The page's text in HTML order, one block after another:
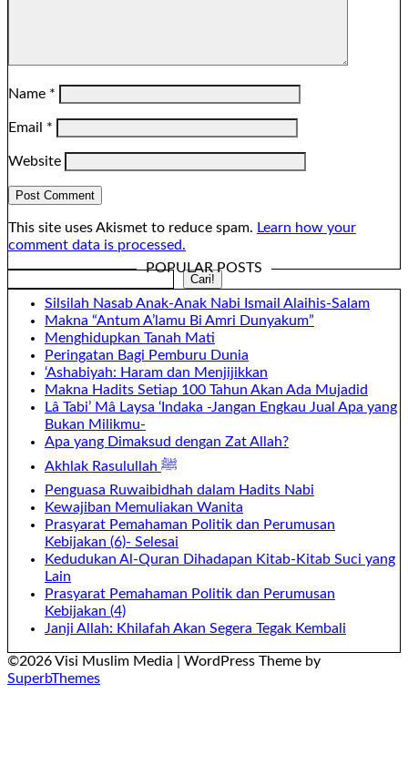
Name *
Email *
Website
This site uses Akismet to reduce spam. Learn how your
comment data is processed.
Cari!
POPULAR POSTS
Silsilah Nasab Anak-Anak Nabi Ismail Alaihis-Salam
Makna “Antum A’lamu Bi Amri Dunyakum”
Menghidupkan Tanah Mati
Peringatan Bagi Pemburu Dunia
‘Ashabiyah: Haram dan Menjijikkan
Makna Hadits Setiap 100 Tahun Akan Ada Mujadid
Lâ Tabi’ Mâ Laysa ‘Indaka -Jangan Engkau Jual Apa yang
Bukan Milikmu-
Apa yang Dimaksud dengan Zat Allah?
Akhlak Rasulullah ﷺ
Penguasa Ruwaibidhah dalam Hadits Nabi
Kewajiban Memuliakan Wanita
Prasyarat Pemahaman Politik dan Perumusan
Kebijakan (6)- Selesai
Kedudukan Al-Quran Dihadapan Kitab-Kitab Suci yang
Lain
Prasyarat Pemahaman Politik dan Perumusan
Kebijakan (4)
Janji Allah: Khilafah Akan Segera Tegak Kembali
©2026 Visi Muslim Media
| WordPress Theme by
SuperbThemes